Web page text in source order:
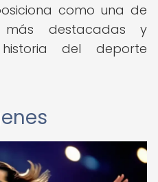
como una de
más destacadas y
del deporte